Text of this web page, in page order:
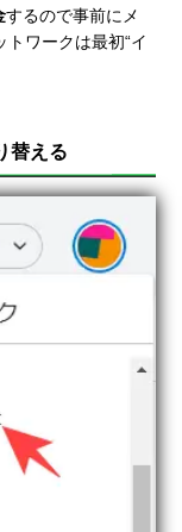
するので事前にメ
ワークは最初“イ
替える